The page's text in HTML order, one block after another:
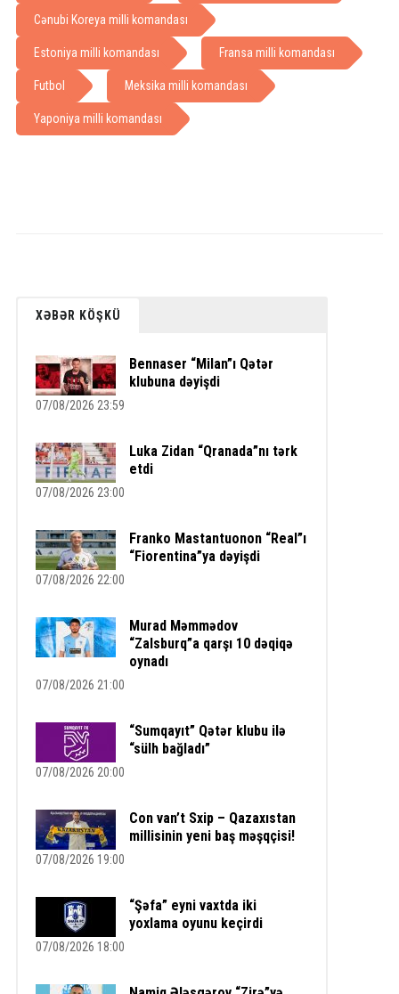
Cənubi Koreya milli komandası
Estoniya milli komandası Fransa milli komandası
Futbol Meksika milli komandası
Yaponiya milli komandası
XƏBƏR KÖŞKÜ
Bennaser “Milan”ı Qətər
klubuna dəyişdi
07/08/2026 23:59
Luka Zidan “Qranada”nı tərk
etdi
07/08/2026 23:00
Franko Mastantuonon “Real”ı
“Fiorentina”ya dəyişdi
07/08/2026 22:00
Murad Məmmədov
“Zalsburq”a qarşı 10 dəqiqə
oynadı
07/08/2026 21:00
“Sumqayıt” Qətər klubu ilə
“sülh bağladı”
07/08/2026 20:00
Con van’t Sxip – Qazaxıstan
millisinin yeni baş məşqçisi!
07/08/2026 19:00
“Şəfa” eyni vaxtda iki
yoxlama oyunu keçirdi
07/08/2026 18:00